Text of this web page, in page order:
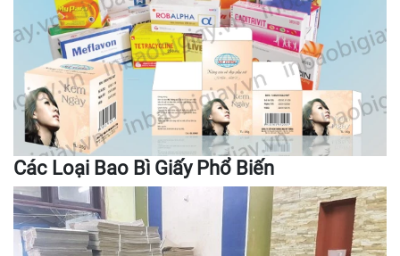
Các Loại Bao Bì Giấy Phổ Biến